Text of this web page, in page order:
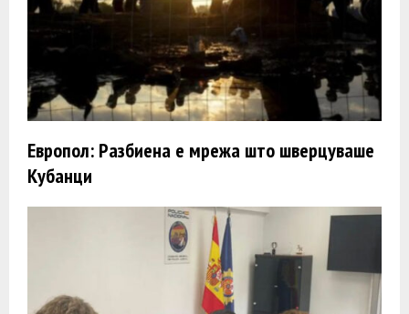
Европол: Разбиена е мрежа што шверцуваше
Кубанци